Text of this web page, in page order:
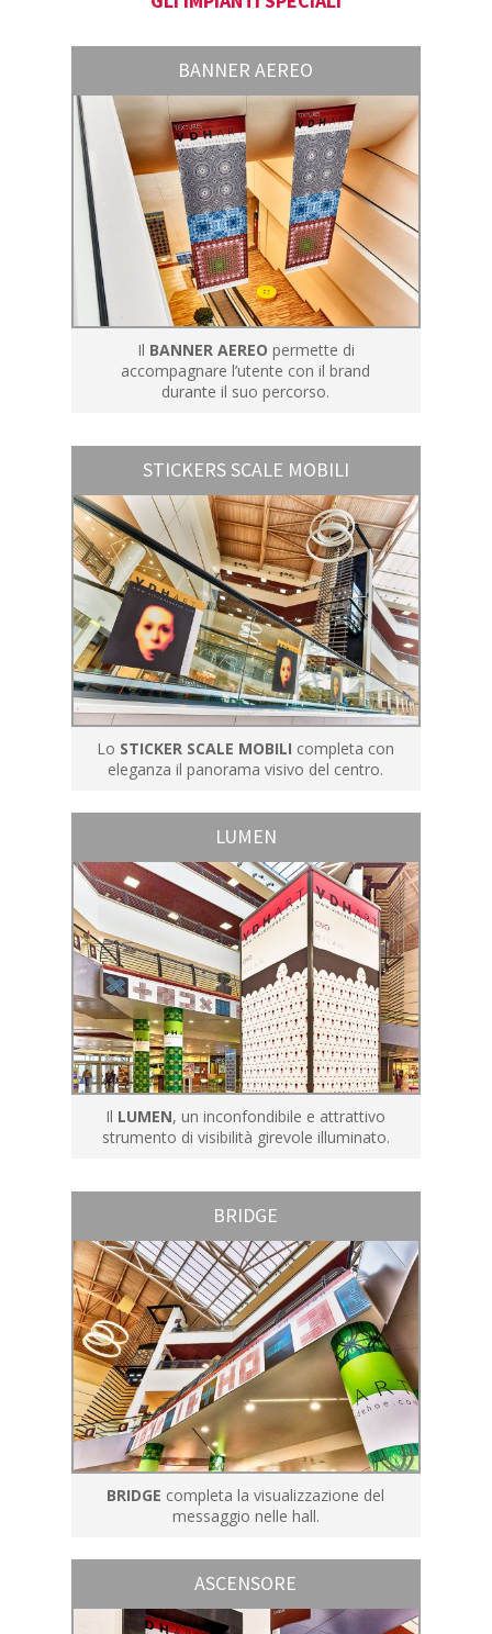
BANNER AEREO
Il BANNER AEREO permette di
accompagnare l’utente con il brand
durante il suo percorso.
STICKERS SCALE MOBILI
Lo STICKER SCALE MOBILI completa con
eleganza il panorama visivo del centro.
LUMEN
Il LUMEN, un inconfondibile e attrattivo
strumento di visibilità girevole illuminato.
BRIDGE
BRIDGE completa la visualizzazione del
messaggio nelle hall.
ASCENSORE